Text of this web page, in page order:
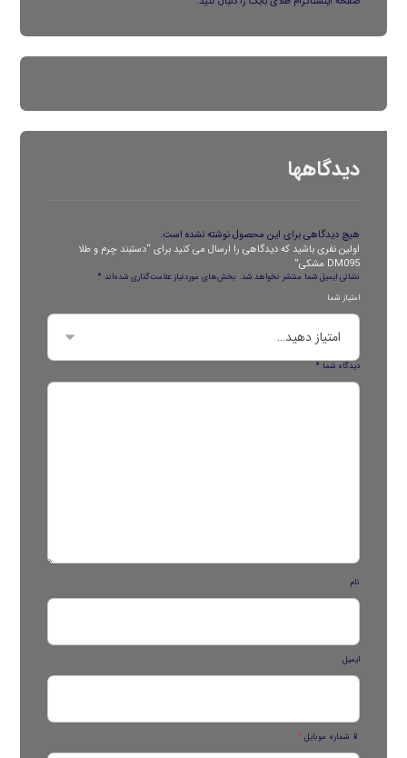
دیدگاهها
هیچ دیدگاهی برای این محصول نوشته نشده است.
اولین نفری باشید که دیدگاهی را ارسال می کنید برای “دستبند چرم و طلا
DM095 مشکی”
نشانی ایمیل شما منتشر نخواهد شد. بخش‌های موردنیاز علامت‌گذاری شده‌اند*
امتیاز شما
دیدگاه شما*
نام
ایمیل
📱 شماره موبایل *